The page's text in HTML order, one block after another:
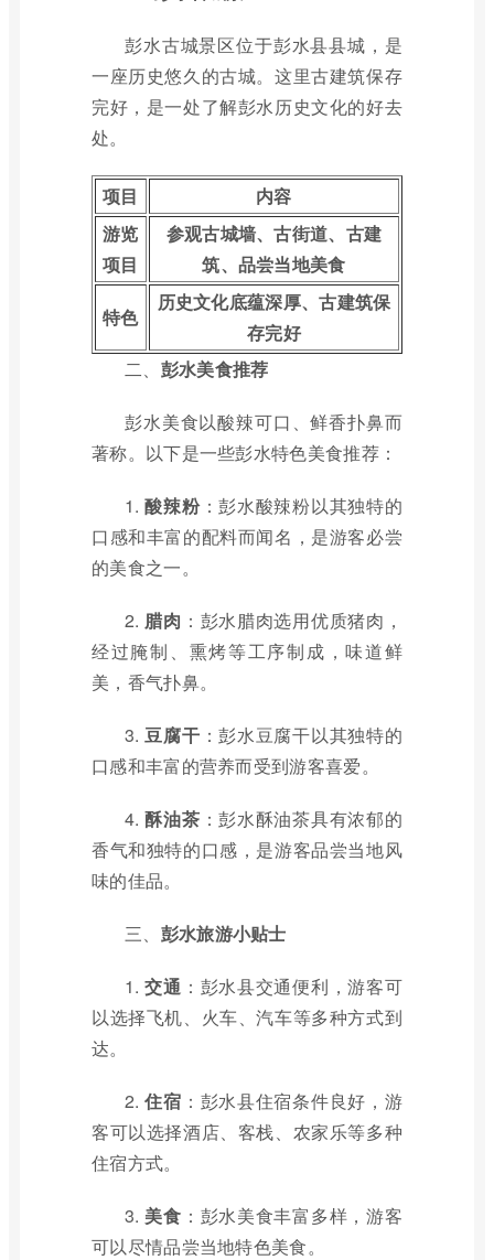
彭水古城景区位于彭水县县城，是
一座历史悠久的古城。这里古建筑保存
完好，是一处了解彭水历史文化的好去
处。
项目
内容
游览
项目
参观古城墙、古街道、古建
筑、品尝当地美食
特色
历史文化底蕴深厚、古建筑保
存完好
二、 彭水美食推荐
彭水美食以酸辣可口、鲜香扑鼻而
著称。以下是一些彭水特色美食推荐：
1.酸辣粉：彭水酸辣粉以其独特的
口感和丰富的配料而闻名，是游客必尝
的美食之一。
2. 腊肉 ：彭水腊肉选用优质猪肉，
经过腌制、熏烤等工序制成，味道鲜
美，香气扑鼻。
3.豆腐干 ：彭水豆腐干以其独特的
口感和丰富的营养而受到游客喜爱。
4.酥油茶 ：彭水酥油茶具有浓郁的
香气和独特的口感，是游客品尝当地风
味的佳品。
三、 彭水旅游小贴士
1.交通 ：彭水县交通便利，游客可
以选择飞机、火车、汽车等多种方式到
达。
2.住宿 ：彭水县住宿条件良好，游
客可以选择酒店、客栈、农家乐等多种
住宿方式。
3. 美食 ：彭水美食丰富多样，游客
可以尽情品尝当地特色美食。